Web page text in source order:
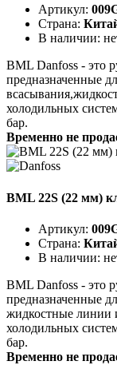
Артикул:
Страна:
В наличии:
BML Danfoss - это
предназначенные
холодильных
бар.
Временно не
BML 22S (22 мм)
Артикул:
Страна:
В наличии:
BML Danfoss - это
предназначенные
жидкостные линии
холодильных
бар.
Временно не